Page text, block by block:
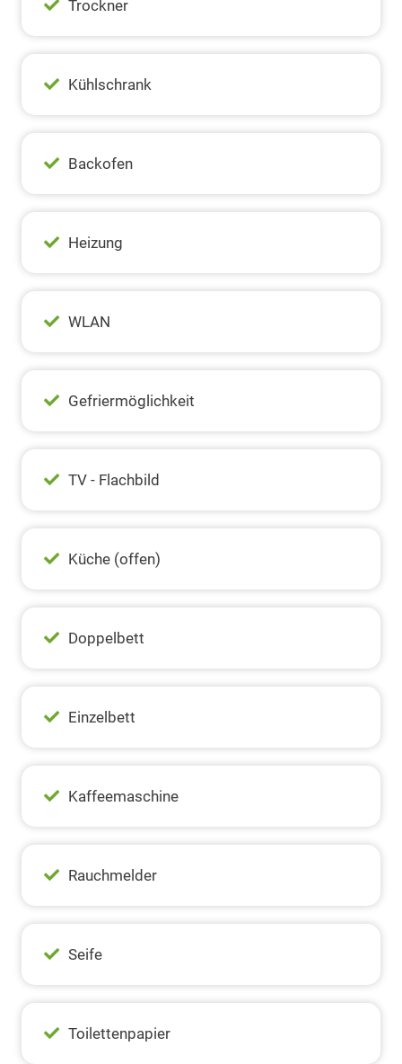
Trockner
Kühlschrank
Backofen
Heizung
WLAN
Gefriermöglichkeit
TV - Flachbild
Küche (offen)
Doppelbett
Einzelbett
Kaffeemaschine
Rauchmelder
Seife
Toilettenpapier